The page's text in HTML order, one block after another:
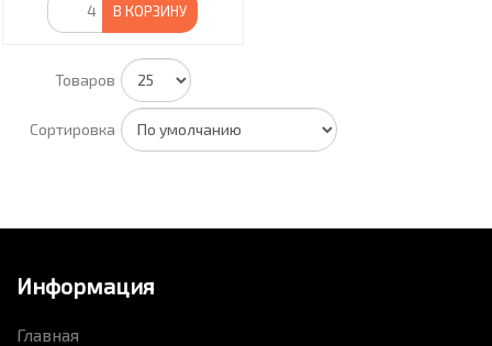
В КОРЗИНУ
Товаров
Сортировка
Информация
Главная